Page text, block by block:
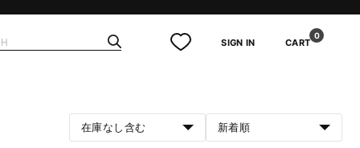
SIGN IN CART
0
在庫なし含む 新着順